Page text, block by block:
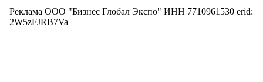
Реклама ООО "Бизнес Глобал Экспо" ИНН 7710961530 erid:
2W5zFJRB7Va